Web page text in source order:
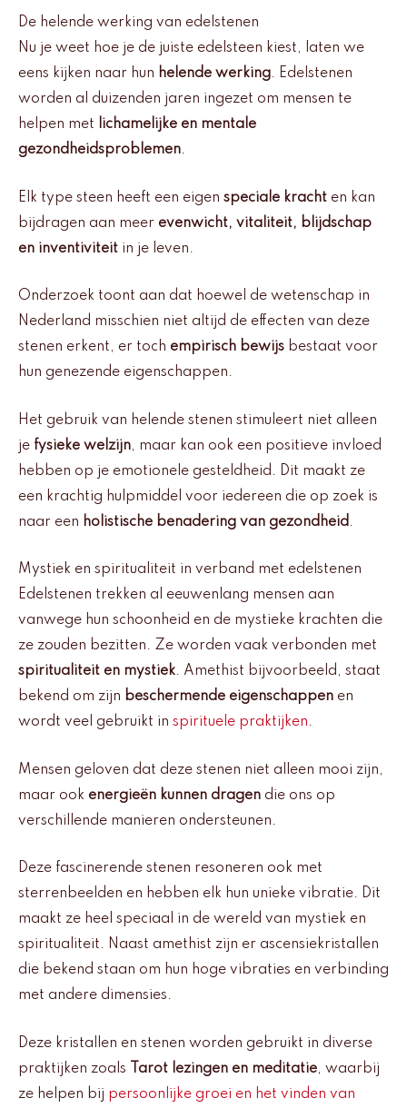
De helende werking van edelstenen
Nu je weet hoe je de juiste edelsteen kiest, laten we
eens kijken naar hun helende werking. Edelstenen
worden al duizenden jaren ingezet om mensen te
helpen met lichamelijke en mentale
gezondheidsproblemen.
Elk type steen heeft een eigen speciale kracht en kan
bijdragen aan meer evenwicht, vitaliteit, blijdschap
en inventiviteit in je leven.
Onderzoek toont aan dat hoewel de wetenschap in
Nederland misschien niet altijd de effecten van deze
stenen erkent, er toch empirisch bewijs bestaat voor
hun genezende eigenschappen.
Het gebruik van helende stenen stimuleert niet alleen
je fysieke welzijn, maar kan ook een positieve invloed
hebben op je emotionele gesteldheid. Dit maakt ze
een krachtig hulpmiddel voor iedereen die op zoek is
naar een holistische benadering van gezondheid .
Mystiek en spiritualiteit in verband met edelstenen
Edelstenen trekken al eeuwenlang mensen aan
vanwege hun schoonheid en de mystieke krachten die
ze zouden bezitten. Ze worden vaak verbonden met
spiritualiteit en mystiek. Amethist bijvoorbeeld, staat
bekend om zijn beschermende eigenschappen en
wordt veel gebruikt in spirituele praktijken.
Mensen geloven dat deze stenen niet alleen mooi zijn,
maar ook energieën kunnen dragen die ons op
verschillende manieren ondersteunen.
Deze fascinerende stenen resoneren ook met
sterrenbeelden en hebben elk hun unieke vibratie. Dit
maakt ze heel speciaal in de wereld van mystiek en
spiritualiteit. Naast amethist zijn er ascensiekristallen
die bekend staan om hun hoge vibraties en verbinding
met andere dimensies.
Deze kristallen en stenen worden gebruikt in diverse
praktijken zoals
Tarot lezingen en meditatie, waarbij
ze helpen bij persoonlijke groei en het vinden van